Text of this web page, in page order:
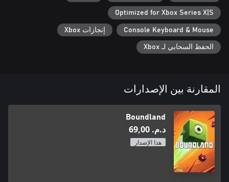
Optimized for Xbox Series X|S
Console Keyboard & Mouse إنجازات Xbox
الحفظ السحابي لـ Xbox
المقارنة بين الإصدارات
Boundland
د.م.‏ 69,00
هذا الإصدار